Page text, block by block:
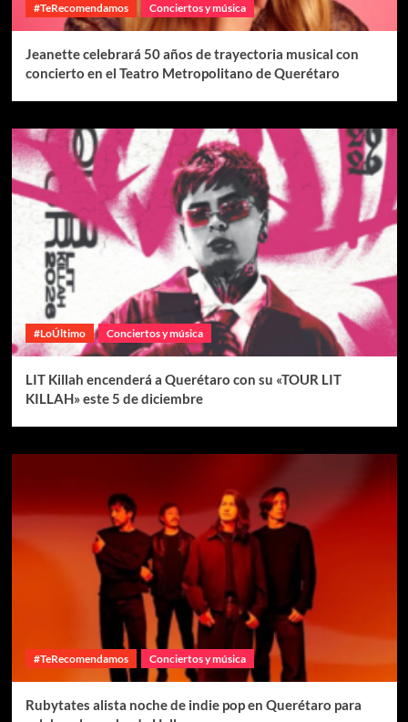
#TeRecomendamos Conciertos y música
Jeanette celebrará 50 años de trayectoria musical con
concierto en el Teatro Metropolitano de Querétaro
#LoÚltimo Conciertos y música
LIT Killah encenderá a Querétaro con su «TOUR LIT
KILLAH» este 5 de diciembre
#TeRecomendamos Conciertos y música
Rubytates alista noche de indie pop en Querétaro para